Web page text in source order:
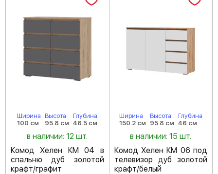
Ширина
100 см
Высота
95.8 см
Глубина
46.5 см
в наличии: 12 шт.
Комод Хелен КМ 04 в
спальню дуб золотой
крафт/графит
Ширина
150.2 см
Высота
95.8 см
Глубина
46 см
в наличии: 15 шт.
Комод Хелен КМ 06 под
телевизор дуб золотой
крафт/белый